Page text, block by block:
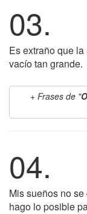
03.
Es extraño que
vacío tan grande.
Frases de "
04.
Mis sueños no
hago lo posible